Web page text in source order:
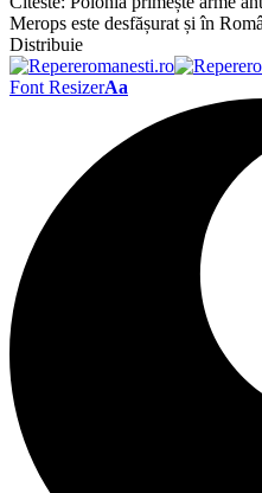
Merops este desfășurat și în
Distribuie
Font ResizerAa